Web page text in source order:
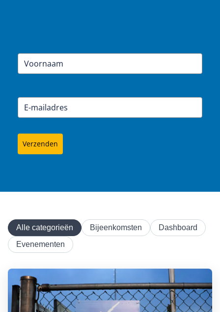
Verzenden
Alle categorieën Bijeenkomsten
Dashboard
Evenementen